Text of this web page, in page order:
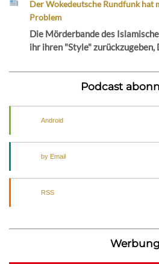
Der Wokedeutsche Rundfunk hat
Problem
Die Mörderbande des
ihr ihren "Style" zurückzugeben,
Podcast
Android
by Email
RSS
Werbung